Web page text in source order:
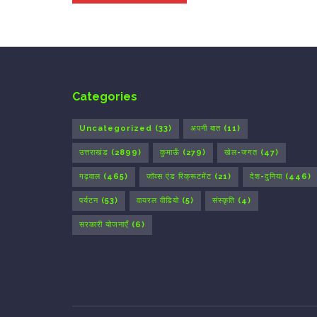
Categories
Uncategorized (33) अपनी बात (11)
उत्तराखंड (2899) कुमाऊँ (279) खेल-जगत (47)
गढ़वाल (465) जॉब्स एंड रिक्रूटमेंट (21) देश-दुनिया (446)
पर्यटन (53) वायरल वीडियो (5) संस्कृति (4)
सरकारी योजनाएँ (6)